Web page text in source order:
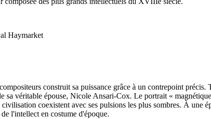
Haymarket
construit sa puissance grâce à un contrepoint précis.
sa véritable épouse, Nicole Ansari-Cox. Le portrait «
coexistent avec ses pulsions les plus sombres. À une
l'intellect en costume d'époque.